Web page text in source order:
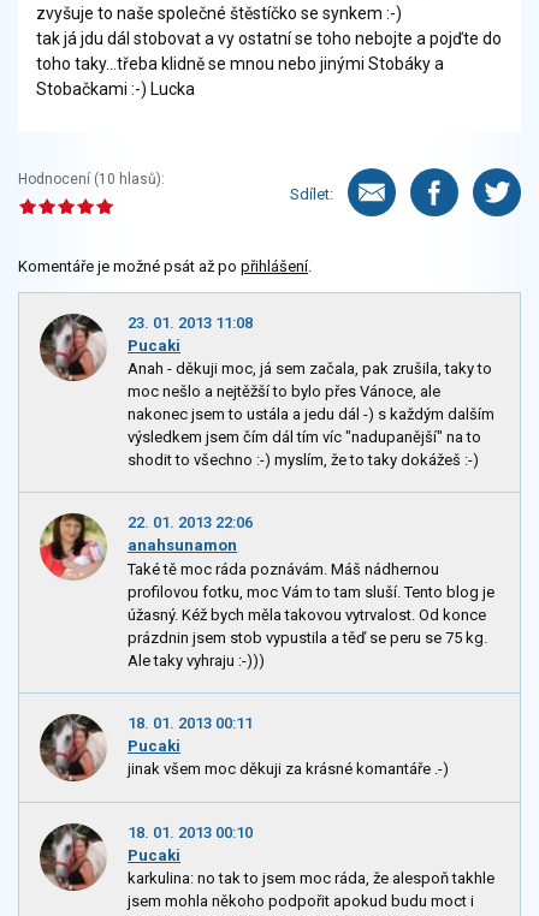
zvyšuje to naše společné štěstíčko se synkem :-)
tak já jdu dál stobovat a vy ostatní se toho nebojte a pojďte do
toho taky...třeba klidně se mnou nebo jinými Stobáky a
Stobačkami :-) Lucka
Hodnocení (10 hlasů):
Sdílet:
Komentáře je možné psát až po přihlášení.
23. 01. 2013 11:08
Pucaki
Anah - děkuji moc, já sem začala, pak zrušila, taky to
moc nešlo a nejtěžší to bylo přes Vánoce, ale
nakonec jsem to ustála a jedu dál -) s každým dalším
výsledkem jsem čím dál tím víc "nadupanější" na to
shodit to všechno :-) myslím, že to taky dokážeš :-)
22. 01. 2013 22:06
anahsunamon
Také tě moc ráda poznávám. Máš nádhernou
profilovou fotku, moc Vám to tam sluší. Tento blog je
úžasný. Kéž bych měla takovou vytrvalost. Od konce
prázdnin jsem stob vypustila a těď se peru se 75 kg.
Ale taky vyhraju :-)))
18. 01. 2013 00:11
Pucaki
jinak všem moc děkuji za krásné komantáře .-)
18. 01. 2013 00:10
Pucaki
karkulina: no tak to jsem moc ráda, že alespoň takhle
jsem mohla někoho podpořit apokud budu moct i